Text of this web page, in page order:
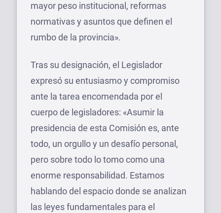
mayor peso institucional, reformas
normativas y asuntos que definen el
rumbo de la provincia».
Tras su designación, el Legislador
expresó su entusiasmo y compromiso
ante la tarea encomendada por el
cuerpo de legisladores: «Asumir la
presidencia de esta Comisión es, ante
todo, un orgullo y un desafío personal,
pero sobre todo lo tomo como una
enorme responsabilidad. Estamos
hablando del espacio donde se analizan
las leyes fundamentales para el